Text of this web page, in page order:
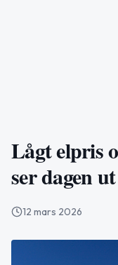
Lågt elpris
ser dagen ut
12 mars 2026